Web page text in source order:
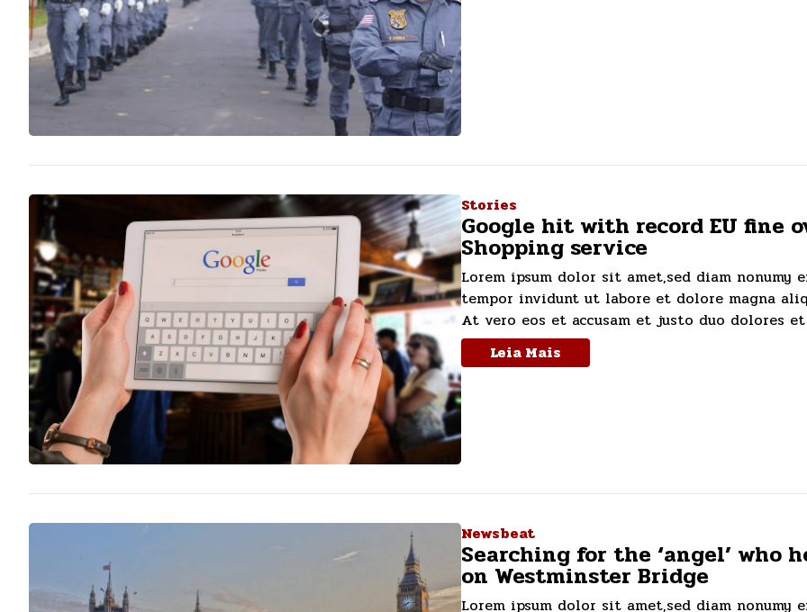
Stories
Google hit with record EU fine
Shopping service
Lorem ipsum dolor sit amet,sed diam nonumy
tempor invidunt ut labore et dolore magna
At vero eos et accusam et justo duo dolores et
Leia Mais
Newsbeat
Searching for the ‘angel’ who
on Westminster Bridge
Lorem ipsum dolor sit amet,sed diam nonumy